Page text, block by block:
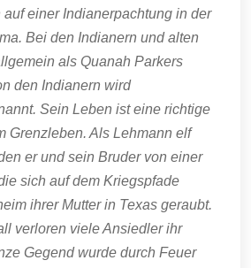
einer Indianerpachtung in der
Bei den Indianern und alten
als Quanah Parkers
den Indianern wird
Sein Leben ist eine richtige
Grenzleben. Als Lehmann elf
er und sein Bruder von einer
sich auf dem Kriegspfade
ihrer Mutter in Texas geraubt.
verloren viele Ansiedler ihr
Gegend wurde durch Feuer